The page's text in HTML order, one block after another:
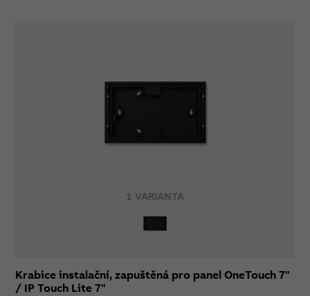
1 VARIANTA
Krabice instalační, zapuštěná pro panel OneTouch 7"
/ IP Touch Lite 7"